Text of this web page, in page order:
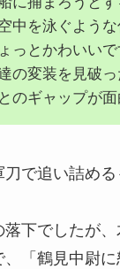
中を泳ぐよう
っとかわいいで
の変装を見破
のギャップが
で追い詰め
下でしたが
、「鶴見中尉